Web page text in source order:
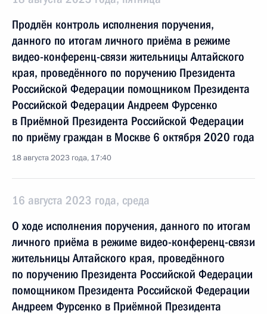
Продлён контроль исполнения поручения,
данного по итогам личного приёма в режиме
видео-конференц-связи жительницы Алтайского
края, проведённого по поручению Президента
Российской Федерации помощником Президента
Российской Федерации Андреем Фурсенко
в Приёмной Президента Российской Федерации
по приёму граждан в Москве 6 октября 2020 года
18 августа 2023 года, 17:40
16 августа 2023 года, среда
О ходе исполнения поручения, данного по итогам
личного приёма в режиме видео-конференц-связи
жительницы Алтайского края, проведённого
по поручению Президента Российской Федерации
помощником Президента Российской Федерации
Андреем Фурсенко в Приёмной Президента